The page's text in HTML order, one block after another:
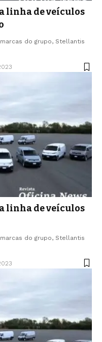
linha de veículos
do grupo, Stellantis
linha de veículos
do grupo, Stellantis